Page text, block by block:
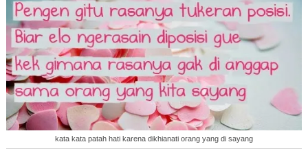
kata kata patah hati karena dikhianati orang yang di sayang